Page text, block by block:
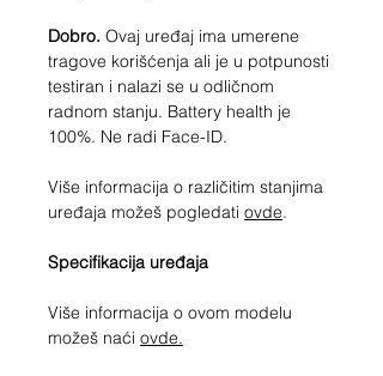
Dobro. Ovaj uređaj ima umerene
tragove korišćenja ali je u potpunosti
testiran i nalazi se u odličnom
radnom stanju. Battery health je
100%. Ne radi Face-ID.
Više informacija o različitim stanjima
uređaja možeš pogledati ovde.
Specifikacija uređaja
Više informacija o ovom modelu
možeš naći ovde.